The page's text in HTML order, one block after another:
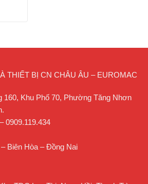
THIẾT BỊ CN CHÂU ÂU – EUROMAC
Khu Phố 70, Phường Tăng Nhơn
0909.119.434
Biên Hòa – Đồng Nai